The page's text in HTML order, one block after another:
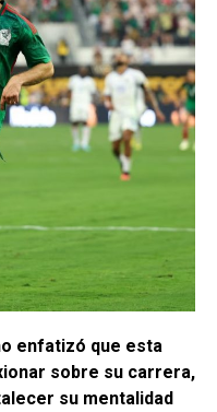
enfatizó que esta
sobre su carrera,
su mentalidad